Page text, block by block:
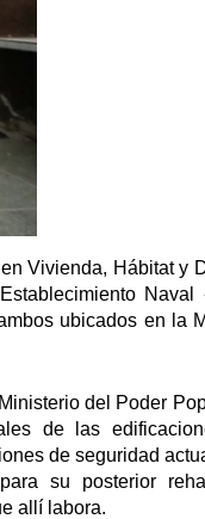
Vivienda, Hábitat y
Naval
ubicados en la
del Poder
de las
de seguridad
su posterior
allí labora.